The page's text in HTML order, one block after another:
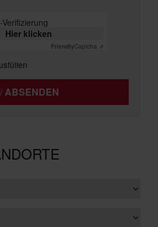
Hier klicken
FriendlyCaptcha ⇗
ABSENDEN